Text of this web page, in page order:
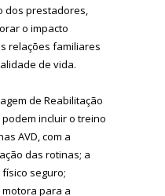
dos prestadores,
o impacto
relações familiares
de vida.
de Reabilitação
incluir o treino
AVD, com a
das rotinas; a
seguro;
para a